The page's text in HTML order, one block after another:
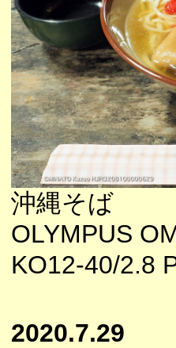
沖縄そば
OLYMPUS
KO12-40/2.8
2020.7.29